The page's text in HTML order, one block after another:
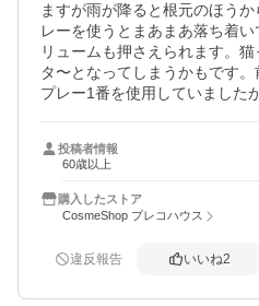
ますが雨が降ると根元のほう
レーを使うとまあまあ落ち着
リュームも押さえられます。
タ〜となってしまうかもです
プレー1番を使用していました
投稿者情報
60歳以上
購入したストア
CosmeShop プレコハウス
違反報告 いいね2